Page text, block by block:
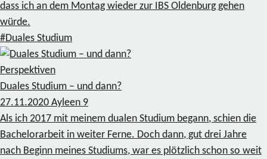
dass ich an dem Montag wieder zur IBS Oldenburg gehen
würde.
#Duales Studium
Perspektiven
Duales Studium – und dann?
27.11.2020 Ayleen 9
Als ich 2017 mit meinem dualen Studium begann, schien die
Bachelorarbeit in weiter Ferne. Doch dann, gut drei Jahre
nach Beginn meines Studiums, war es plötzlich schon so weit